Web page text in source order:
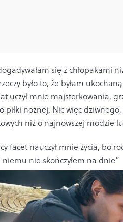
się z chłopakami
było to, że byłam
uczył mnie majsterkowania,
piłki nożnej. Nic więc
niż o najnowszej modzie
facet nauczył mnie życia, bo
nie skończyłem na dnie”